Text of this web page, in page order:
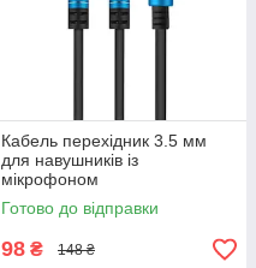
Кабель перехідник 3.5 мм
для навушників із
мікрофоном
Готово до відправки
98 ₴ 148 ₴